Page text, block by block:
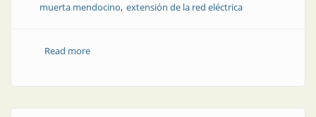
muerta mendocino extensión de la red eléctrica
Read moreabout Minería y petróleo en Mendoza